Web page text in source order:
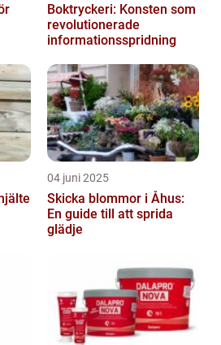
Boktryckeri: Konsten som
revolutionerade
informationsspridning
04 juni 2025
Skicka blommor i Åhus:
En guide till att sprida
glädje